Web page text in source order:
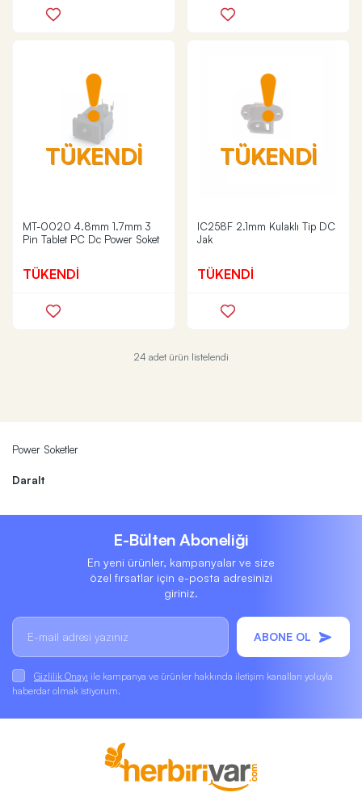
TÜKENDİ
MT-0020 4.8mm 1.7mm 3
Pin Tablet PC Dc Power Soket
TÜKENDİ
TÜKENDİ
IC258F 2.1mm Kulaklı Tip DC
Jak
TÜKENDİ
24 adet ürün listelendi
Power Soketler
Daralt
E-Bülten Aboneliği
En yeni ürünler, kampanyalar ve size
özel fırsatlar için e-posta adresinizi
giriniz.
ABONE OL
Gizlilik Onayı ile kampanya ve ürünler hakkında iletişim kanalları yoluyla
haberdar olmak istiyorum.